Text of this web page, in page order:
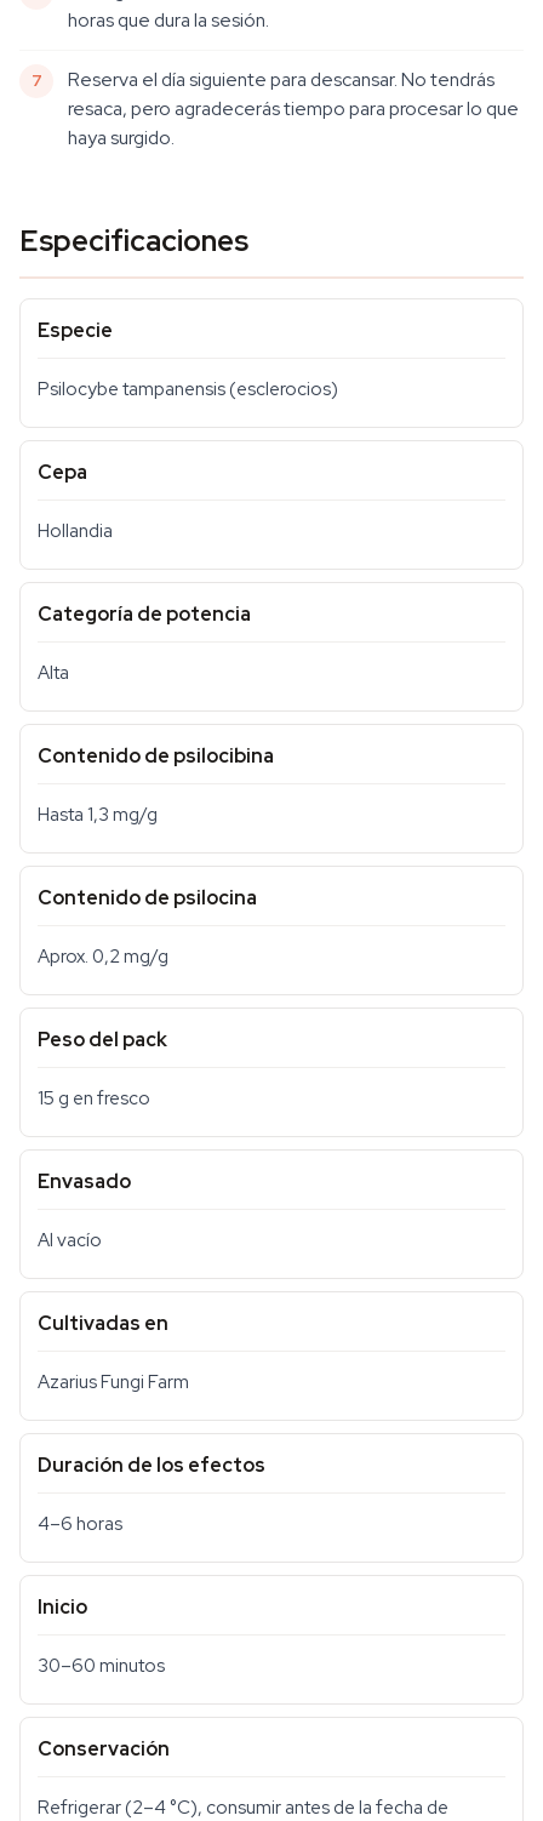
horas que dura la sesión.
Reserva el día siguiente para descansar. No tendrás
resaca, pero agradecerás tiempo para procesar lo que
haya surgido.
Especificaciones
Especie
Psilocybe tampanensis (esclerocios)
Cepa
Hollandia
Categoría de potencia
Alta
Contenido de psilocibina
Hasta 1,3 mg/g
Contenido de psilocina
Aprox. 0,2 mg/g
Peso del pack
15 g en fresco
Envasado
Al vacío
Cultivadas en
Azarius Fungi Farm
Duración de los efectos
4–6 horas
Inicio
30–60 minutos
Conservación
Refrigerar (2–4 °C), consumir antes de la fecha de